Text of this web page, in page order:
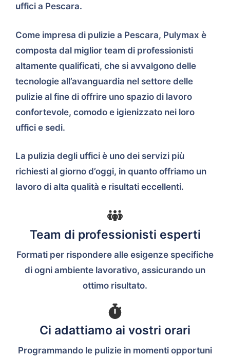
uffici a Pescara.
Come impresa di pulizie a Pescara, Pulymax è
composta dal miglior team di professionisti
altamente qualificati, che si avvalgono delle
tecnologie all’avanguardia nel settore delle
pulizie al fine di offrire uno spazio di lavoro
confortevole, comodo e igienizzato nei loro
uffici e sedi.
La pulizia degli uffici è uno dei servizi più
richiesti al giorno d’oggi, in quanto offriamo un
lavoro di alta qualità e risultati eccellenti.
Team di professionisti esperti
Formati per rispondere alle esigenze specifiche
di ogni ambiente lavorativo, assicurando un
ottimo risultato.
Ci adattiamo ai vostri orari
Programmando le pulizie in momenti opportuni